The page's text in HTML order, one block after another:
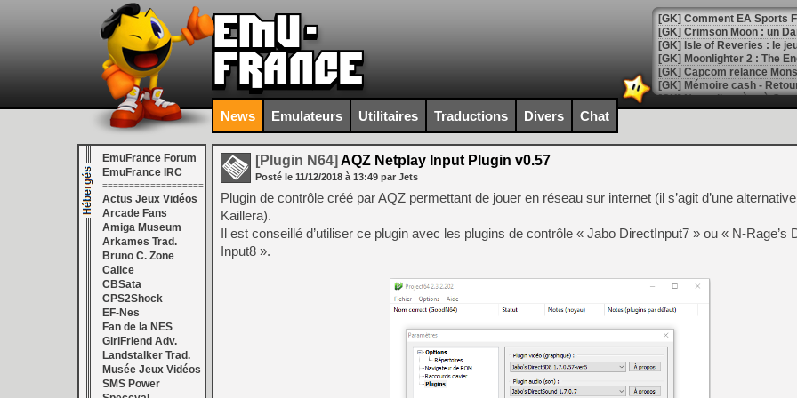
[GK] Comment EA Sports
[GK] Crimson Moon : un
[GK] Isle of Reveries : le
[GK] Moonlighter 2 : The
[GK] Capcom relance
[Mo5] Deux inédits du
[GK] Le beat'em up The
[GK] Endless Legend 2 :
[LS] [PS5] Le WebKit
[GK] Oubliez Crazy Taxi,
[LS] [Switch] NSZ 5.0.0
[GK] No More Room in
[GK] Un chatbot Atelier
[GK] Mémoire cash -
News Emulateurs Utilitaires Traductions Divers Chat
EmuFrance Forum
EmuFrance IRC
===================
Actus Jeux Vidéos
Arcade Fans
Amiga Museum
Arkames Trad.
Bruno C. Zone
Calice
CBSata
CPS2Shock
EF-Nes
Fan de la NES
GirlFriend Adv.
Landstalker Trad.
Musée Jeux Vidéos
SMS Power
[Plugin N64] AQZ Netplay Input Plugin v0.57
Posté le 11/12/2018 à 13:49 par Jets
Plugin de contrôle créé par AQZ permettant de jouer en réseau sur internet (il s’agit d’une
Kaillera).
Il est conseillé d’utiliser ce plugin avec les plugins de contrôle « Jabo DirectInput7 » ou « N-Rage’s
Input8 ».